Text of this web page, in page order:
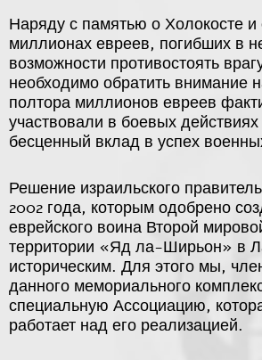
Наряду с памятью о Холокосте и
миллионах евреев, погибших в
возможности противостоять
необходимо обратить внимание
полтора миллионов евреев
участвовали в боевых
бесценный вклад в успех
Решение израильского
2002 года, которым одобрено
еврейского воина Второй
территории «Яд ла-Ширьон» в
историческим. Для этого мы,
данного мемориального
специальную Ассоциацию,
работает над его реализацией.